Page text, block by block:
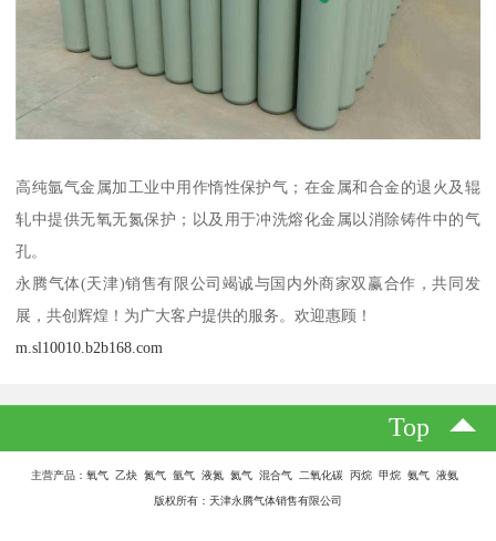
高纯氩气金属加工业中用作惰性保护气；在金属和合金的退火及辊
轧中提供无氧无氮保护；以及用于冲洗熔化金属以消除铸件中的气
孔。
永腾气体(天津)销售有限公司竭诚与国内外商家双赢合作，共同发
展，共创辉煌！为广大客户提供的服务。欢迎惠顾！
m.sl10010.b2b168.com
Top
主营产品：氧气 乙炔 氮气 氩气 液氮 氦气 混合气 二氧化碳 丙烷 甲烷 氨气 液氨
版权所有：天津永腾气体销售有限公司